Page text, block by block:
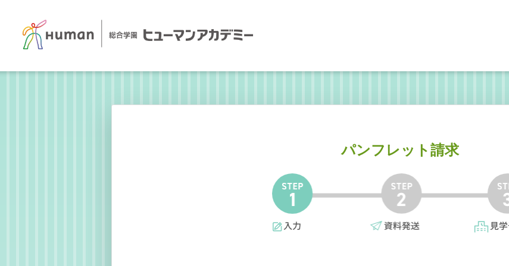
パンフレット請求